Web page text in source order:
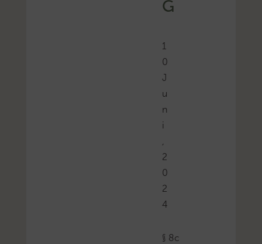
1
0
J
u
n
i
2
0
2
4
§ 8c